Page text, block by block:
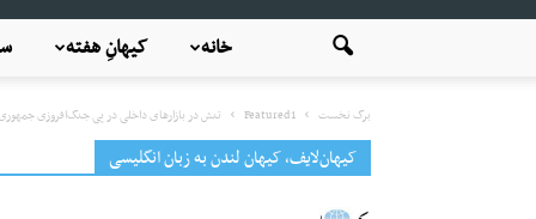
کیهانِ هفته خانه
برگ نخست Featured1 تنش در بازارهای داخلی در پی جنگ‌افروزی
کیهان‌لایف، کیهان لندن به زبان انگلیسی